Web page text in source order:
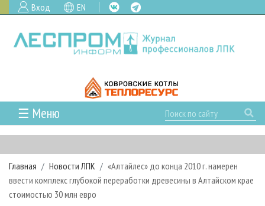
Вход EN
☰ Меню
ГЛАВНАЯ
РУБРИКИ И ТЕМЫ
РУБРИКИ ЖУРНАЛА
ЛЕСНОЕ ХОЗЯЙСТВО
НОВОСТИ
КАЛЕНДАРЬ СОБЫТИЙ
ПРОЕКТЫ ЛПИ
Главная Новости ЛПК
«Алтайлес» до конца 2010 г. намерен
ввести комплекс глубокой переработки древесины в Алтайском крае
стоимостью 30 млн евро